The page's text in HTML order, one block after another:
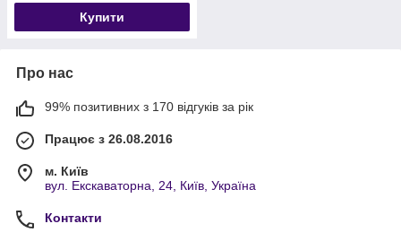
Купити
Про нас
99% позитивних з 170 відгуків за рік
Працює з 26.08.2016
м. Київ
вул. Екскаваторна, 24, Київ, Україна
Контакти